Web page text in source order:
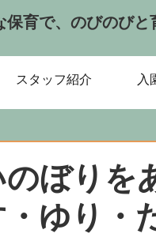
育で、のびのびと
スタッフ紹介 入
のぼりを
・ゆり・